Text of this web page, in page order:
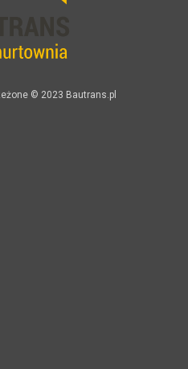
© 2023 Bautrans.pl